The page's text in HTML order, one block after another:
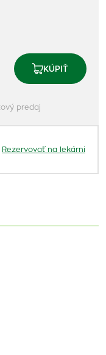
KÚPIŤ
predaj
Rezervovať na lekárni